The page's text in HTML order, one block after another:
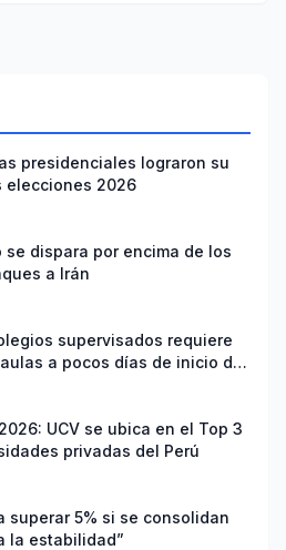
presidenciales lograron su
elecciones 2026
se dispara por encima de los
a Irán
supervisados requiere
a pocos días de inicio del
UCV se ubica en el Top 3
privadas del Perú
superar 5% si se consolidan
la estabilidad”